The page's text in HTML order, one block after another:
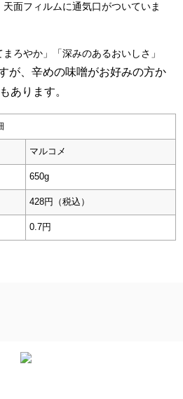
面フィルムに通気口がついていま
ろやか」「深みのあるおいしさ」
が、辛めの味噌がお好みの方か
あります。
マルコメ
650g
428円（税込）
0.7円